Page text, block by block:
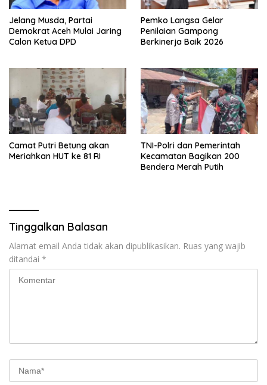
Jelang Musda, Partai
Demokrat Aceh Mulai Jaring
Calon Ketua DPD
Pemko Langsa Gelar
Penilaian Gampong
Berkinerja Baik 2026
Camat Putri Betung akan
Meriahkan HUT ke 81 RI
TNI-Polri dan Pemerintah
Kecamatan Bagikan 200
Bendera Merah Putih
Tinggalkan Balasan
Alamat email Anda tidak akan dipublikasikan. Ruas yang wajib
ditandai *